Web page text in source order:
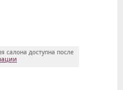
салона доступна после